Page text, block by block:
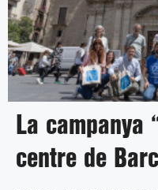
La campanya
centre de